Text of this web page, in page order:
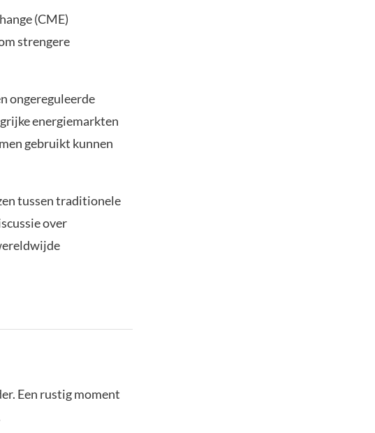
(CME)
strengere
ongereguleerde
energiemarkten
gebruikt kunnen
tussen traditionele
over
Een rustig moment